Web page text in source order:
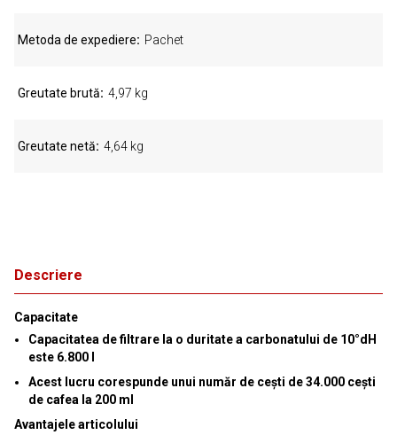
Descriere
Capacitate
Capacitatea de filtrare la o duritate a carbonatului de 10°dH
este 6.800 l
Acest lucru corespunde unui număr de cești de 34.000 cești
de cafea la 200 ml
Avantajele articolului
Metoda de expediere Pachet
Greutate brută 4,97 kg
Greutate netă 4,64 kg